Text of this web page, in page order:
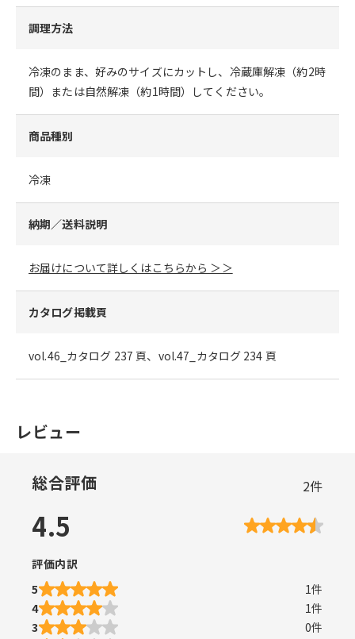
調理方法
冷凍のまま、好みのサイズにカットし、冷蔵庫解凍（約2時
間）または自然解凍（約1時間）してください。
商品種別
冷凍
納期／送料説明
お届けについて詳しくはこちらから ＞＞
カタログ掲載頁
vol.46_カタログ 237 頁、vol.47_カタログ 234 頁
レビュー
総合評価 2件
4.5
評価内訳
5
1件
4
1件
3
0件